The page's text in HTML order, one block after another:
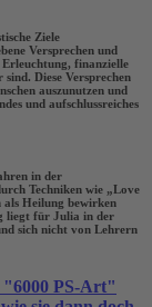
Ziele
Versprechen und
Erleuchtung, finanzielle
Diese Versprechen
auszunutzen und
und aufschlussreiches
in der
Techniken wie „Love
als Heilung bewirken
liegt für Julia in der
sich nicht von Lehrern
"6000 PS-Art"